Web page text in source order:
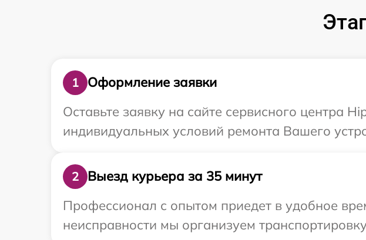
1
Оформление заявки
Оставьте заявку на сайте сервисного центра
индивидуальных условий ремонта Вашего
2
Выезд курьера за 35 минут
Профессионал с опытом приедет в удобное
неисправности мы организуем